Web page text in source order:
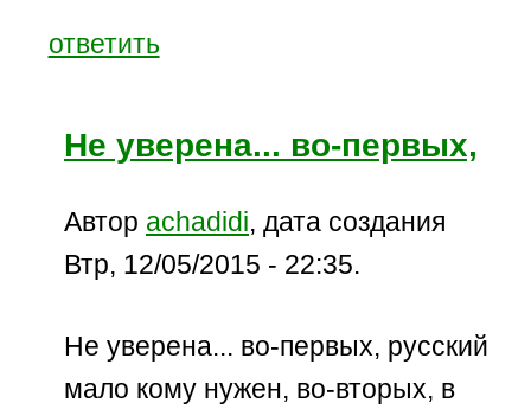
ответить
Не уверена... во-первых,
Автор achadidi, дата создания
Втр, 12/05/2015 - 22:35.
Не уверена... во-первых, русский
мало кому нужен, во-вторых, в